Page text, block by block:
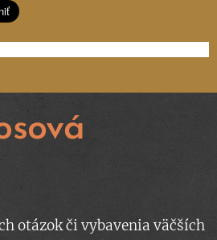
otázok či vybavenia väčších